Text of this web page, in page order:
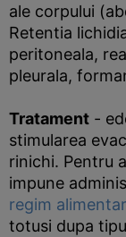
ale corpului
Retentia
peritoneala,
pleurala,
Tratament -
stimularea
rinichi. Pentru
impune
regim
totusi dupa